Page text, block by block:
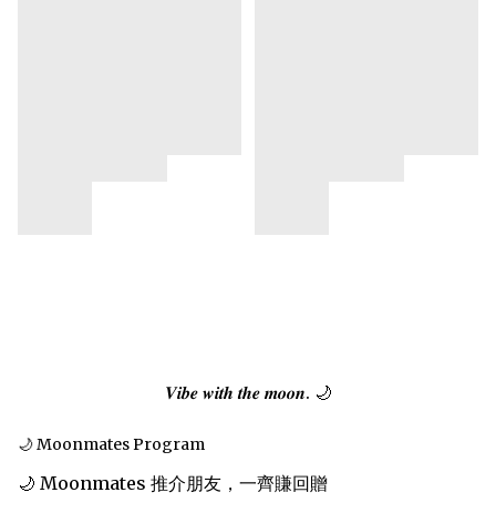
𝑽𝒊𝒃𝒆 𝒘𝒊𝒕𝒉 𝒕𝒉𝒆 𝒎𝒐𝒐𝒏. 🌙
🌙 Moonmates Program
🌙 Moonmates 推介朋友，一齊賺回贈